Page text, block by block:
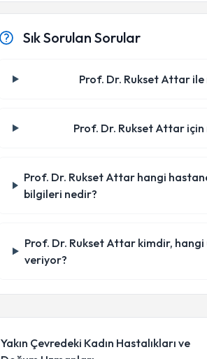
Sık Sorulan Sorular
Prof. Dr. Rukset Attar ile
Prof. Dr. Rukset Attar
Prof. Dr. Rukset Attar hangi
bilgileri nedir?
Prof. Dr. Rukset Attar kimdir, hangi
veriyor?
Yakın Çevredeki Kadın Hastalıkları ve